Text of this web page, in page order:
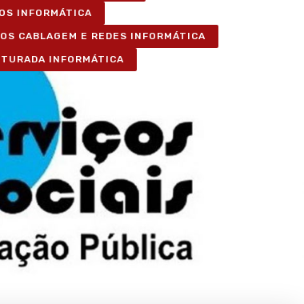
INFORMÁTICA
CABLAGEM E REDES INFORMÁTICA
INFORMÁTICA